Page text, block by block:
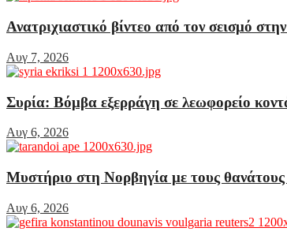
Ανατριχιαστικό βίντεο από τον σεισμό
Αυγ 7, 2026
Συρία: Βόμβα εξερράγη σε λεωφορείο
Αυγ 6, 2026
Μυστήριο στη Νορβηγία με τους
Αυγ 6, 2026